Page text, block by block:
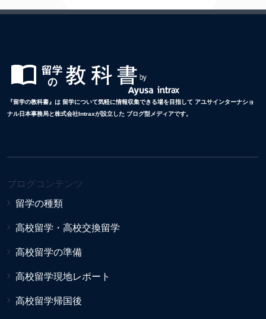
『留学の教科書』は 留学について気軽に情報収集できる場を目指して アユサインターナショ
ナル日本事務局と株式会社Intraxが設立した ブログ型メディアです。
ブログコンテンツ
留学の種類
高校留学・高校交換留学
高校留学の準備
高校留学現地レポート
高校留学帰国後